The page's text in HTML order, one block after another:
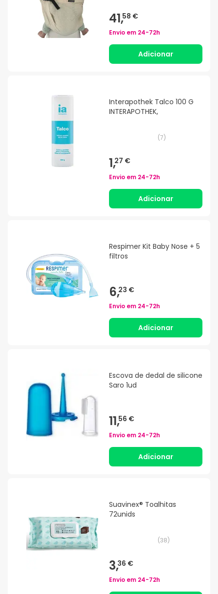
41,58 €
Envio em 24-72h
Adicionar
Interapothek Talco 100 G
INTERAPOTHEK,
(7)
1,27 €
Envio em 24-72h
Adicionar
Respimer Kit Baby Nose + 5
filtros
6,23 €
Envio em 24-72h
Adicionar
Escova de dedal de silicone
Saro 1ud
11,56 €
Envio em 24-72h
Adicionar
Suavinex® Toalhitas
72unids
(38)
3,36 €
Envio em 24-72h